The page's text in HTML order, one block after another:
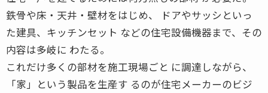
鉄骨や床・天井・壁材をはじめ、 ドアやサッシといっ
た建具、キッチンセット などの住宅設備機器まで、その
内容は多岐に わたる。
これだけ多くの部材を施工現場ごと に調達しながら、
「家」という製品を生産す るのが住宅メーカーのビジ